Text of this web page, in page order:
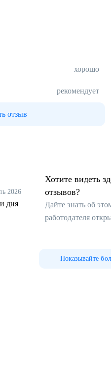
хорошо
рекомендует
отзыв
2026
дня
Хотите видеть
отзывов?
Дайте знать об
работодателя
Показывайте